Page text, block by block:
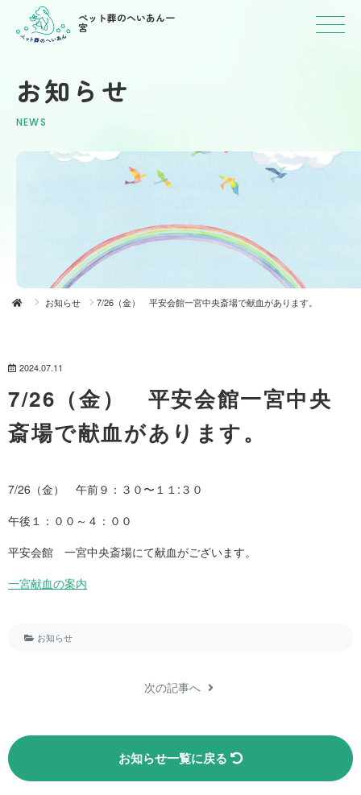
ペット葬のへいあん一
宮
お知らせ
NEWS
お知らせ 7/26（金） 平安会館一宮中央斎場で献血があります。
2024.07.11
7/26（金） 平安会館一宮中央
斎場で献血があります。
7/26（金） 午前９：３０〜１１:３０
午後１：００～４：００
平安会館 一宮中央斎場にて献血がございます。
一宮献血の案内
お知らせ
次の記事へ
お知らせ一覧に戻る